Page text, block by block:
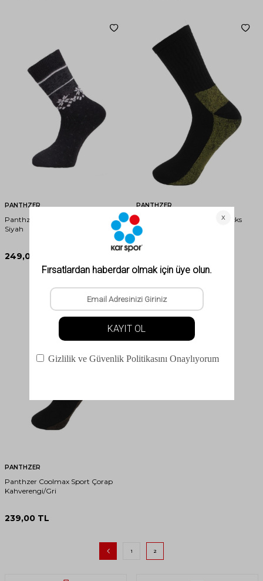
PANTHZER
Panthzer Casual Wool Erkek Çorap
Siyah
249,00
PANTHZER
Panthzer Coolmax Sport Socks
Haki/Gri
PANTHZER
Panthzer Coolmax Sport Çorap
Kahverengi/Gri
239,00 TL
1 2